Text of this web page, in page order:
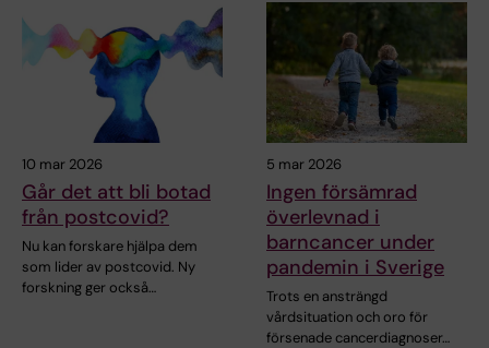
10 mar 2026
Går det att bli botad
från postcovid?
Nu kan forskare hjälpa dem
som lider av postcovid. Ny
forskning ger också…
5 mar 2026
Ingen försämrad
överlevnad i
barncancer under
pandemin i Sverige
Trots en ansträngd
vårdsituation och oro för
försenade cancerdiagnoser…